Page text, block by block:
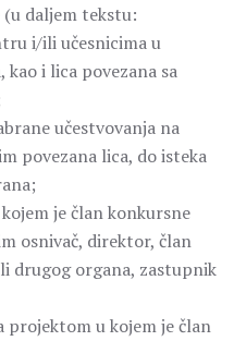
daljem tekstu:
i/ili učesnicima u
i lica povezana sa
učestvovanja na
povezana lica, do isteka
je član konkursne
osnivač, direktor, član
drugog organa, zastupnik
u koјem je član